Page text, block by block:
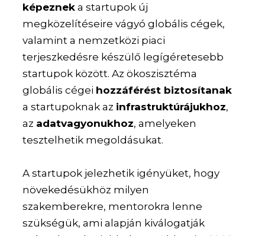
képeznek a startupok új
megközelítéseire vágyó globális cégek,
valamint a nemzetközi piaci
terjeszkedésre készülő legígéretesebb
startupok között. Az ökoszisztéma
globális cégei hozzáférést biztosítanak
a startupoknak az infrastruktúrájukhoz,
az adatvagyonukhoz, amelyeken
tesztelhetik megoldásukat.
A startupok jelezhetik igényüket, hogy
növekedésükhöz milyen
szakemberekre, mentorokra lenne
szükségük, ami alapján kiválogatják